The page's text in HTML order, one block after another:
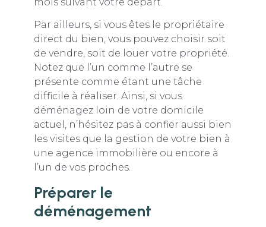
Par ailleurs, si vous êtes le propriétaire
direct du bien, vous pouvez choisir soit
de vendre, soit de louer votre propriété.
Notez que l’un comme l’autre se
présente comme étant une tâche
difficile à réaliser. Ainsi, si vous
déménagez loin de votre domicile
actuel, n’hésitez pas à confier aussi bien
les visites que la gestion de votre bien à
une agence immobilière ou encore à
l’un de vos proches.
Préparer le
déménagement